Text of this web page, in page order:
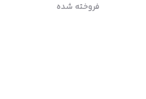
فروخته شده